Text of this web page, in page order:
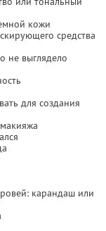
кожи
средства
не выглядело
для создания
карандаш или